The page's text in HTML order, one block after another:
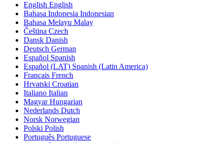
English English
Bahasa Indonesia Indonesian
Bahasa Melayu Malay
Čeština Czech
Dansk Danish
Deutsch German
Español Spanish
Español (LAT) Spanish (Latin America)
Français French
Hrvatski Croatian
Italiano Italian
Magyar Hungarian
Nederlands Dutch
Norsk Norwegian
Polski Polish
Português Portuguese